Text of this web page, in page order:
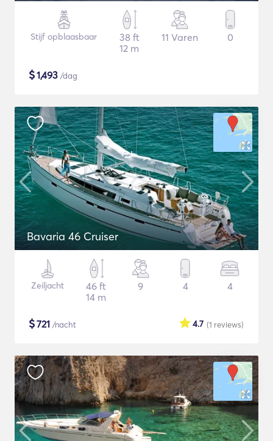
Stijf opblaasbaar
38 ft
12 m
11 Varen 0
$1,493 /dag
Bavaria 46 Cruiser
Zeiljacht
46 ft
14 m
9 4 4
$721 /nacht (1 reviews)
4.7